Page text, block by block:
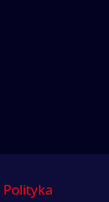
Polityka